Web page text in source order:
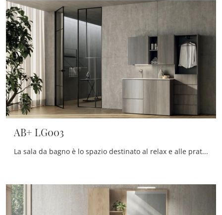
AB+ LG003
La sala da bagno è lo spazio destinato al relax e alle pratiche di cura della propria persona, perciò va arredato unendo doti di praticità e design.